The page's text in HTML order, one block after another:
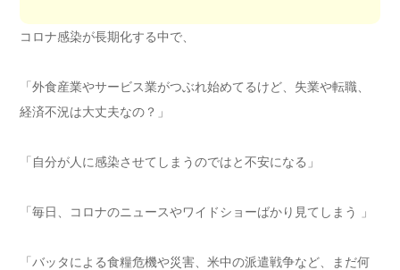
コロナ感染が長期化する中で、
「外食産業やサービス業がつぶれ始めてるけど、失業や転職、
経済不況は大丈夫なの？」
「自分が人に感染させてしまうのではと不安になる」
「毎日、コロナのニュースやワイドショーばかり見てしまう 」
「バッタによる食糧危機や災害、米中の派遣戦争など、まだ何